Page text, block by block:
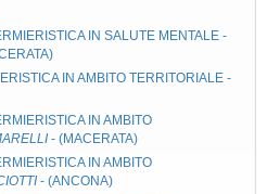
IN SALUTE MENTALE -
IN AMBITO TERRITORIALE -
IN AMBITO
- (MACERATA)
IN AMBITO
- (ANCONA)